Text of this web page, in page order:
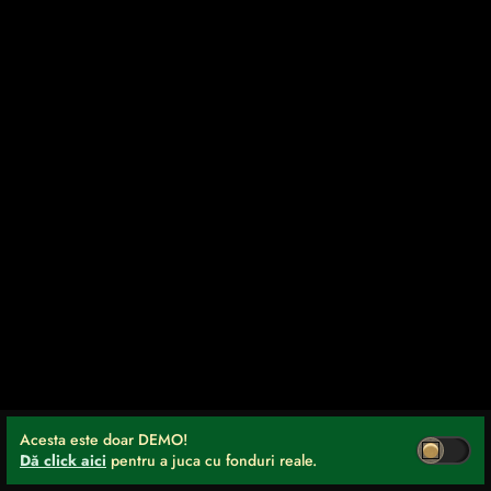
Acesta este doar DEMO!
Dă click aici pentru a juca cu fonduri reale.